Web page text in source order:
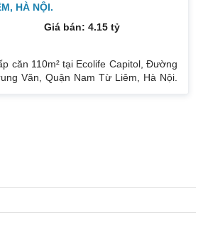
HÀ NỘI.
Giá bán: 4.15 tỷ
căn 110m² tại Ecolife Capitol, Đường
Văn, Quận Nam Từ Liêm, Hà Nội.